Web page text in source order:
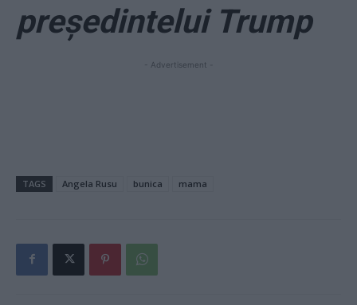
președintelui Trump
- Advertisement -
TAGS Angela Rusu bunica mama